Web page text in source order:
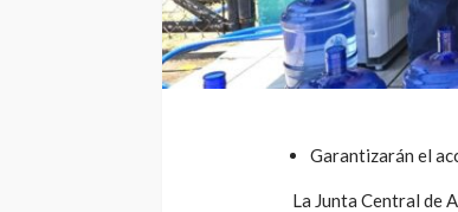
Garantizarán el
La Junta Central de